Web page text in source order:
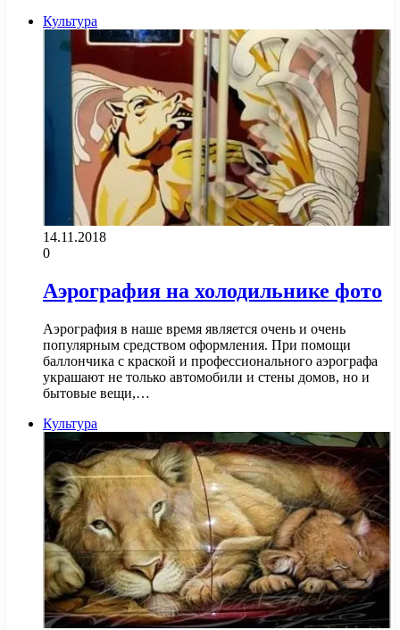
Культура
14.11.2018
0
Аэрография на холодильнике фото
Аэрография в наше время является очень и очень
популярным средством оформления. При помощи
баллончика с краской и профессионального аэрографа
украшают не только автомобили и стены домов, но и
бытовые вещи,…
Культура